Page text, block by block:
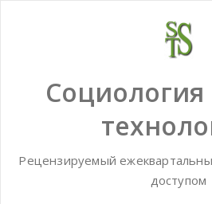
Социология
Рецензируемый
доступом